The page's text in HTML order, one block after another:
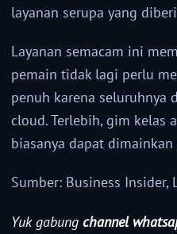
layanan serupa yang
Layanan semacam ini
pemain tidak lagi perlu
penuh karena seluruhnya
cloud. Terlebih, gim kelas
biasanya dapat
Sumber: Business Insider,
Yuk gabung channel